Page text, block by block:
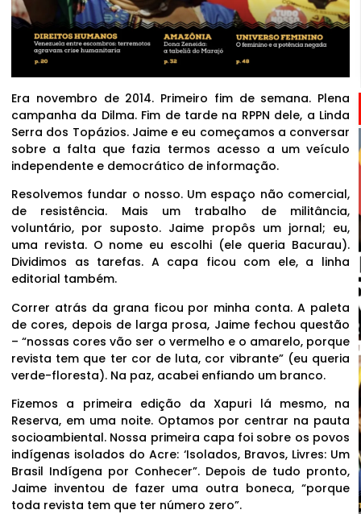
Era novembro de 2014. Primeiro fim de semana. Plena
campanha da Dilma. Fim de tarde na RPPN dele, a Linda
Serra dos Topázios. Jaime e eu começamos a conversar
sobre a falta que fazia termos acesso a um veículo
independente e democrático de informação.
Resolvemos fundar o nosso. Um espaço não comercial,
de resistência. Mais um trabalho de militância,
voluntário, por suposto. Jaime propôs um jornal; eu,
uma revista. O nome eu escolhi (ele queria Bacurau).
Dividimos as tarefas. A capa ficou com ele, a linha
editorial também.
Correr atrás da grana ficou por minha conta. A paleta
de cores, depois de larga prosa, Jaime fechou questão
– “nossas cores vão ser o vermelho e o amarelo, porque
revista tem que ter cor de luta, cor vibrante” (eu queria
verde-floresta). Na paz, acabei enfiando um branco.
Fizemos a primeira edição da Xapuri lá mesmo, na
Reserva, em uma noite. Optamos por centrar na pauta
socioambiental. Nossa primeira capa foi sobre os povos
indígenas isolados do Acre: ‘Isolados, Bravos, Livres: Um
Brasil Indígena por Conhecer”. Depois de tudo pronto,
Jaime inventou de fazer uma outra boneca, “porque
toda revista tem que ter número zero”.